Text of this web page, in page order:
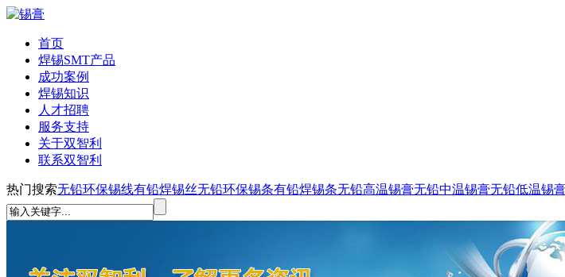
首页
焊锡SMT产品
成功案例
焊锡知识
人才招聘
服务支持
关于双智利
联系双智利
热门搜索无铅环保锡线有铅焊锡丝无铅环保锡条有铅焊锡条无铅高温锡膏无铅中温锡膏无铅低温锡膏